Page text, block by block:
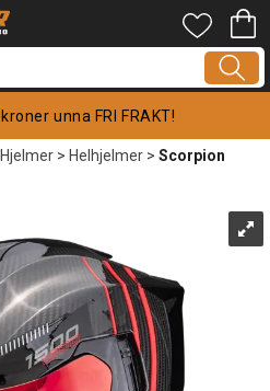
kroner unna FRI FRAKT!
>Helhjelmer>Scorpion